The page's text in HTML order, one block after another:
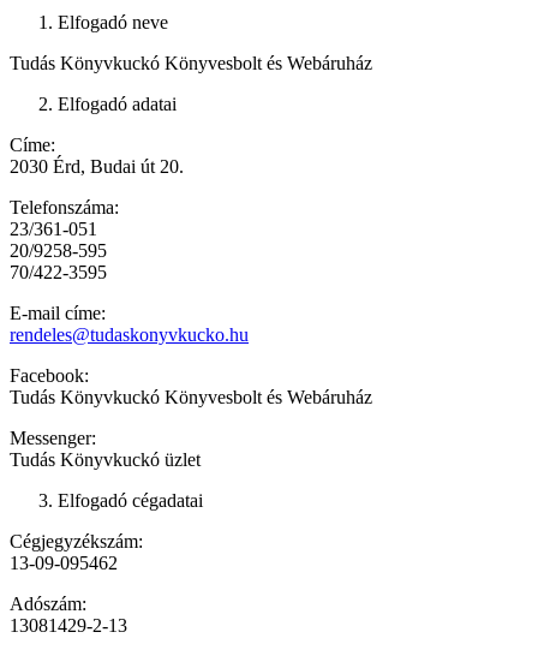
Elfogadó neve
Tudás Könyvkuckó Könyvesbolt és Webáruház
Elfogadó adatai
Címe:
2030 Érd, Budai út 20.
Telefonszáma:
23/361-051
20/9258-595
70/422-3595
E-mail címe:
rendeles@tudaskonyvkucko.hu
Facebook:
Tudás Könyvkuckó Könyvesbolt és Webáruház
Messenger:
Tudás Könyvkuckó üzlet
Elfogadó cégadatai
Cégjegyzékszám:
13-09-095462
Adószám:
13081429-2-13